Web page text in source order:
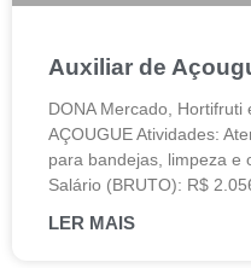
Auxiliar de
DONA Mercado, Hortifruti
AÇOUGUE Atividades:
para bandejas, limpeza e
Salário (BRUTO): R$
LER MAIS